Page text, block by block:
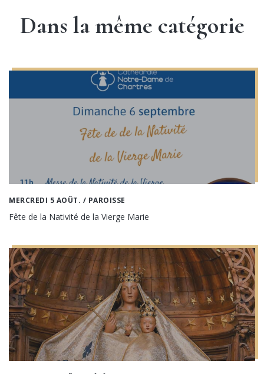
Dans la même catégorie
MERCREDI 5 AOÛT. / PAROISSE
Fête de la Nativité de la Vierge Marie